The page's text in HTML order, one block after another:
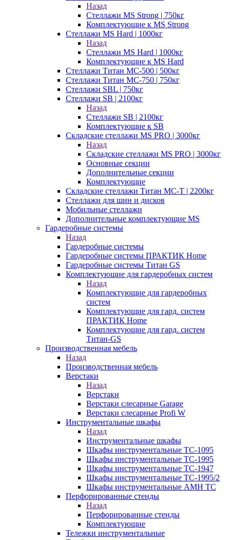
Назад
Стеллажи MS Strong | 750кг
Комплектующие к MS Strong
Стеллажи MS Hard | 1000кг
Назад
Стеллажи MS Hard | 1000кг
Комплектующие к MS Hard
Стеллажи Титан МС-500 | 500кг
Стеллажи Титан МС-750 | 750кг
Стеллажи SBL | 750кг
Стеллажи SB | 2100кг
Назад
Стеллажи SB | 2100кг
Комплектующие к SB
Складские стеллажи MS PRO | 3000кг
Назад
Складские стеллажи MS PRO | 3000кг
Основные секции
Дополнительные секции
Комплектующие
Складские стеллажи Титан МС-Т | 2200кг
Стеллажи для шин и дисков
Мобильные стеллажи
Дополнительные комплектующие MS
Гардеробные системы
Назад
Гардеробные системы
Гардеробные системы ПРАКТИК Home
Гардеробные системы Титан GS
Комплектующие для гардеробных систем
Назад
Комплектующие для гардеробных
систем
Комплектующие для гард. систем
ПРАКТИК Home
Комплектующие для гард. систем
Титан-GS
Производственная мебель
Назад
Производственная мебель
Верстаки
Назад
Верстаки
Верстаки слесарные Garage
Верстаки слесарные Profi W
Инструментальные шкафы
Назад
Инструментальные шкафы
Шкафы инструментальные TC-1095
Шкафы инструментальные TC-1995
Шкафы инструментальные TC-1947
Шкафы инструментальные TC-1995/2
Шкафы инструментальные AMH TC
Перфорированные стенды
Назад
Перфорированные стенды
Комплектующие
Тележки инструментальные